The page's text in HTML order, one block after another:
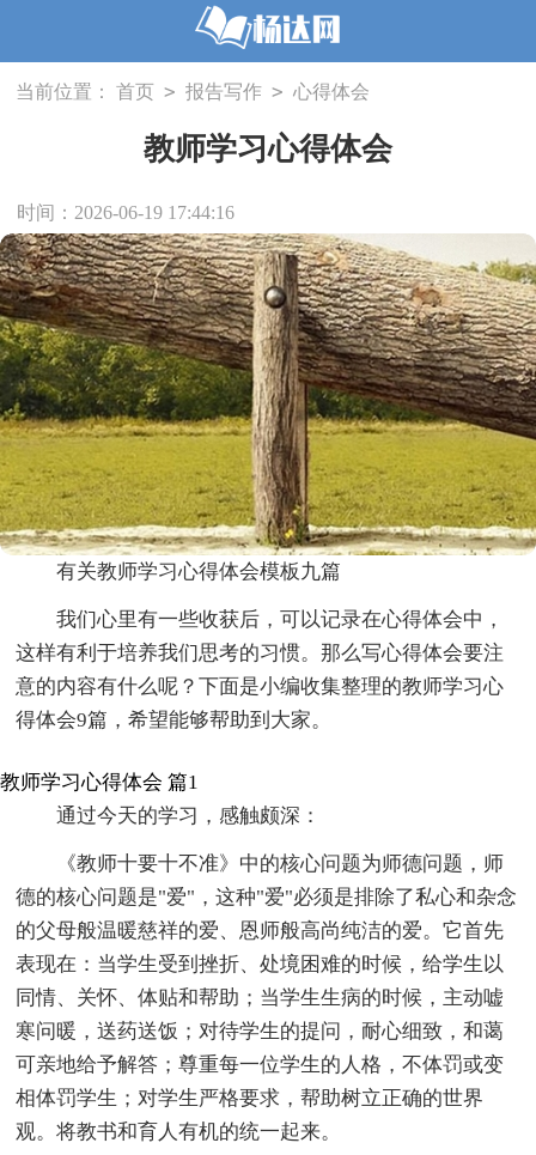
当前位置： 首页 > 报告写作 > 心得体会
教师学习心得体会
时间：2026-06-19 17:44:16
有关教师学习心得体会模板九篇
我们心里有一些收获后，可以记录在心得体会中，
这样有利于培养我们思考的习惯。那么写心得体会要注
意的内容有什么呢？下面是小编收集整理的教师学习心
得体会9篇，希望能够帮助到大家。
教师学习心得体会 篇1
通过今天的学习，感触颇深：
《教师十要十不准》中的核心问题为师德问题，师
德的核心问题是"爱"，这种"爱"必须是排除了私心和杂念
的父母般温暖慈祥的爱、恩师般高尚纯洁的爱。它首先
表现在：当学生受到挫折、处境困难的时候，给学生以
同情、关怀、体贴和帮助；当学生生病的时候，主动嘘
寒问暖，送药送饭；对待学生的提问，耐心细致，和蔼
可亲地给予解答；尊重每一位学生的人格，不体罚或变
相体罚学生；对学生严格要求，帮助树立正确的世界
观。将教书和育人有机的统一起来。